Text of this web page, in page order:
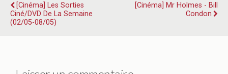
[Cinéma] Les Sorties
Ciné/DVD De La Semaine
(02/05-08/05)
[Cinéma] Mr Holmes - Bill
Condon